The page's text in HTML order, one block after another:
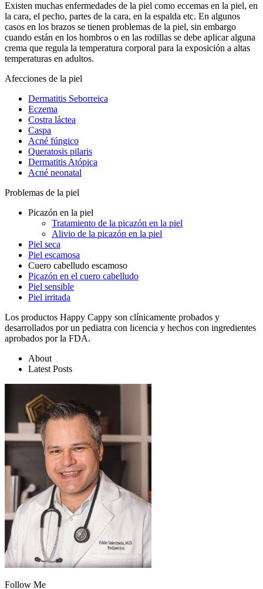
Existen muchas enfermedades de la piel como eccemas en la piel, en
la cara, el pecho, partes de la cara, en la espalda etc. En algunos
casos en los brazos se tienen problemas de la piel, sin embargo
cuando están en los hombros o en las rodillas se debe aplicar alguna
crema que regula la temperatura corporal para la exposición a altas
temperaturas en adultos.
Afecciones de la piel
Dermatitis Seborreica
Eczema
Costra láctea
Caspa
Acné fúngico
Queratosis pilaris
Dermatitis Atópica
Acné neonatal
Problemas de la piel
Picazón en la piel
Tratamiento de la picazón en la piel
Alivio de la picazón en la piel
Piel seca
Piel escamosa
Cuero cabelludo escamoso
Picazón en el cuero cabelludo
Piel sensible
Piel irritada
Los productos Happy Cappy son clínicamente probados y
desarrollados por un pediatra con licencia y hechos con ingredientes
aprobados por la FDA.
About
Latest Posts
Follow Me